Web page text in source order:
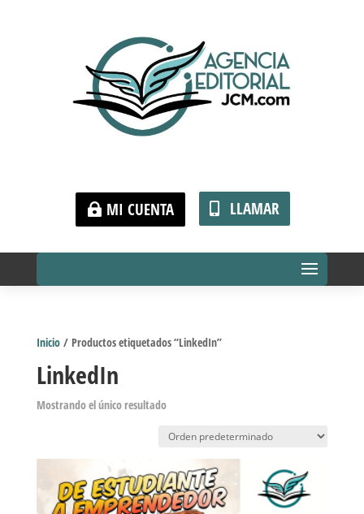
MI CUENTA LLAMAR
Inicio/ Productos etiquetados “LinkedIn”
LinkedIn
Mostrando el único resultado